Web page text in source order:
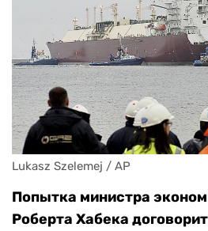
Lukasz Szelemej / AP
Попытка министра
Роберта Хабека